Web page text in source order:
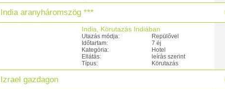
India aranyháromszög ***
India, Körutazás Indiában
Utazás módja:
Repülővel
Időtartam:
7 éj
Kategória:
Hotel
Ellátás:
leírás szerint
Típus:
Körutazás
Izrael gazdagon